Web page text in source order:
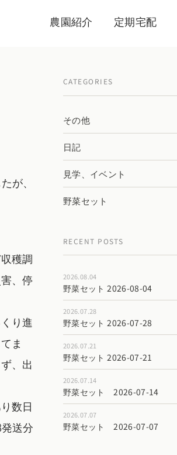
農園紹介 定期宅配
が、
穫調
、停
り進
ま
、出
数日
送分
CATEGORIES
その他
日記
見学、イベント
野菜セット
RECENT POSTS
2026.08.04
野菜セット 2026-08-04
2026.07.28
野菜セット 2026-07-28
2026.07.21
野菜セット 2026-07-21
2026.07.14
野菜セット 2026-07-14
2026.07.07
野菜セット 2026-07-07